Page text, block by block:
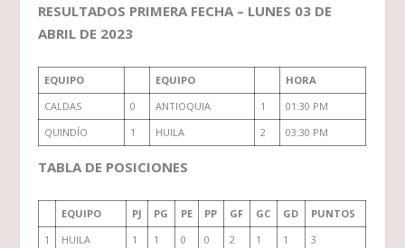
RESULTADOS PRIMERA FECHA – LUNES 03 DE
ABRIL DE 2023
EQUIPO EQUIPO
HORA
CALDAS
0 ANTIOQUIA 1
01:30 PM
QUINDÍO
1 HUILA 2 03:30 PM
TABLA DE POSICIONES
EQUIPO PJ PG PE PP GF GC GD
PUNTOS
1
HUILA 1 1 0 0 2 1 1
3